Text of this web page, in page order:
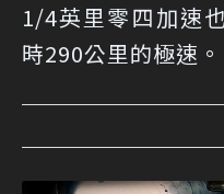
1/4英里零四加速
時290公里的極速。